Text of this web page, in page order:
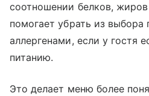
соотношении белков,
помогает убрать из выбора
аллергенами, если у гостя
питанию.
Это делает меню более